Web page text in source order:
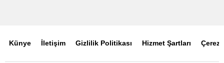
Künye İletişim Gizlilik Politikası Hizmet Şartları Çerez